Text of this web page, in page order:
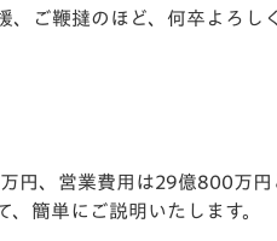
ご鞭撻のほど、何卒よろし
円、営業費用は29億800万
簡単にご説明いたします。